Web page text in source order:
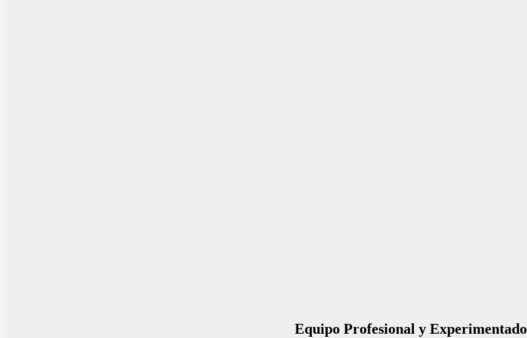
Equipo Profesional y Experimentado